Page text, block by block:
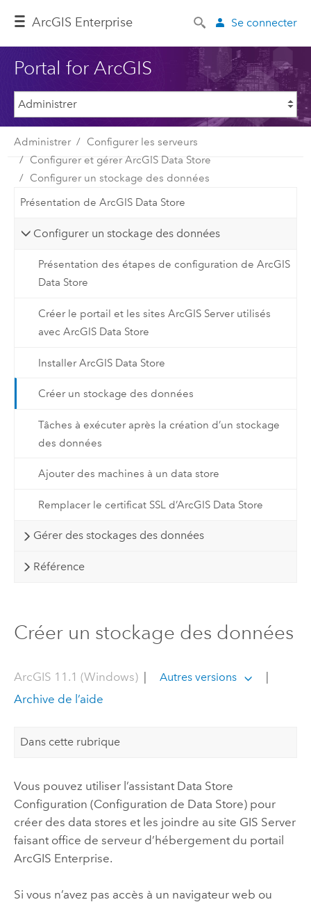
ArcGIS Enterprise Se connecter
Portal for ArcGIS
Administrer
Configurer les serveurs
Configurer et gérer ArcGIS Data Store
Configurer un stockage des données
Présentation de ArcGIS Data Store
Configurer un stockage des données
Présentation des étapes de configuration de ArcGIS
Data Store
Créer le portail et les sites ArcGIS Server utilisés
avec ArcGIS Data Store
Installer ArcGIS Data Store
Créer un stockage des données
Tâches à exécuter après la création d’un stockage
des données
Ajouter des machines à un data store
Remplacer le certificat SSL d’ArcGIS Data Store
Gérer des stockages des données
Référence
Créer un stockage des données
ArcGIS 11.1 (Windows)| Autres versions
Archive de l’aide
Dans cette rubrique
Vous pouvez utiliser l’assistant Data Store
Configuration (Configuration de Data Store) pour
créer des data stores et les joindre au site GIS Server
faisant office de serveur d’hébergement du portail
ArcGIS Enterprise.
Si vous n’avez pas accès à un navigateur web ou